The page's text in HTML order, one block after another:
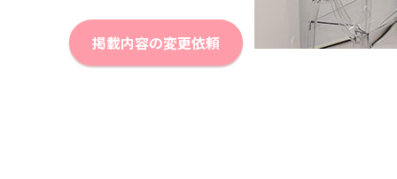
掲載内容の変更依頼